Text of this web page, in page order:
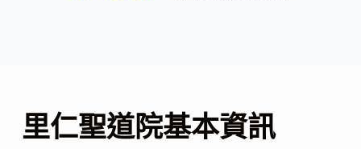
里仁聖道院基本資訊